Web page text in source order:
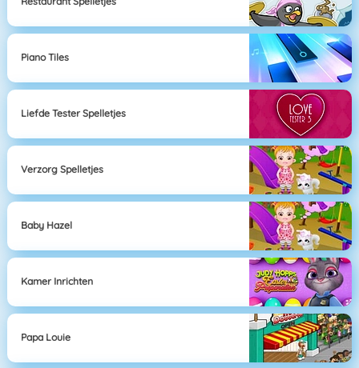
Piano Tiles
Liefde Tester Spelletjes
Verzorg Spelletjes
Baby Hazel
Kamer Inrichten
Papa Louie